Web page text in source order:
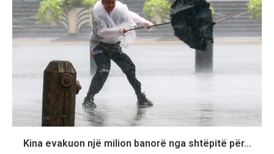
Kina evakuon një milion banorë nga shtëpitë për...